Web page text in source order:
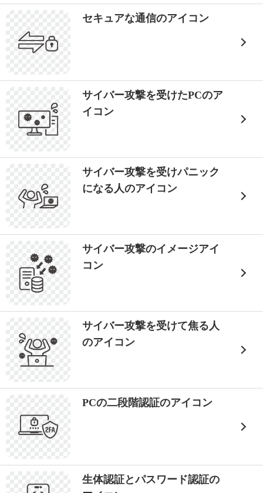
セキュアな通信のアイコン
サイバー攻撃を受けたPCのア
イコン
サイバー攻撃を受けパニック
になる人のアイコン
サイバー攻撃のイメージアイ
コン
サイバー攻撃を受けて焦る人
のアイコン
PCの二段階認証のアイコン
生体認証とパスワード認証の